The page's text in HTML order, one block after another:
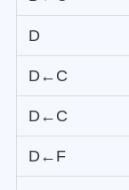
D
D←C
D←C
D←F